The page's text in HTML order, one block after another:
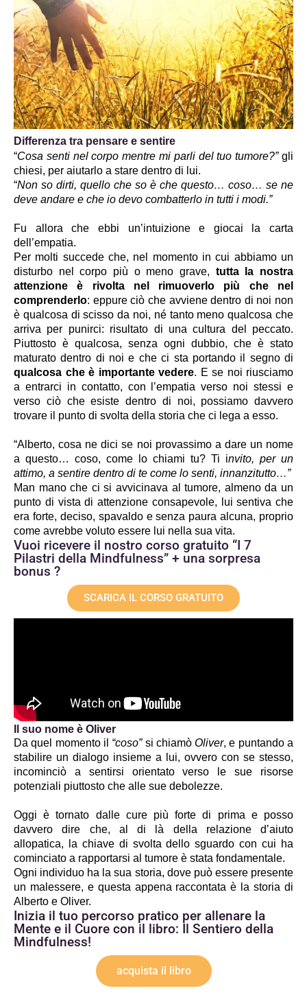
Differenza tra pensare e sentire
“Cosa senti nel corpo mentre mi parli del tuo tumore?” gli
chiesi, per aiutarlo a stare dentro di lui.
“Non so dirti, quello che so è che questo… coso… se ne
deve andare e che io devo combatterlo in tutti i modi.”
Fu allora che ebbi un’intuizione e giocai la carta
dell’empatia.
Per molti succede che, nel momento in cui abbiamo un
disturbo nel corpo più o meno grave, tutta la nostra
attenzione è rivolta nel rimuoverlo più che nel
comprenderlo: eppure ciò che avviene dentro di noi non
è qualcosa di scisso da noi, né tanto meno qualcosa che
arriva per punirci: risultato di una cultura del peccato.
Piuttosto è qualcosa, senza ogni dubbio, che è stato
qualcosa che è importante vedere. E se noi riusciamo
a entrarci in contatto, con l’empatia verso noi stessi e
verso ciò che esiste dentro di noi, possiamo davvero
trovare il punto di svolta della storia che ci lega a esso.
“Alberto, cosa ne dici se noi provassimo a dare un nome
a questo… coso, come lo chiami tu? Ti invito, per un
attimo, a sentire dentro di te come lo senti, innanzitutto…”
Man mano che ci si avvicinava al tumore, almeno da un
punto di vista di attenzione consapevole, lui sentiva che
era forte, deciso, spavaldo e senza paura alcuna, proprio
come avrebbe voluto essere lui nella sua vita.
Vuoi ricevere il nostro corso gratuito “I 7
Pilastri della Mindfulness” + una sorpresa
bonus ?
SCARICA IL CORSO GRATUITO
Il suo nome è Oliver
Da quel momento il “coso” si chiamò Oliver, e puntando a
stabilire un dialogo insieme a lui, ovvero con se stesso,
incominciò a sentirsi orientato verso le sue risorse
potenziali piuttosto che alle sue debolezze.
Oggi è tornato dalle cure più forte di prima e posso
davvero dire che, al di là della relazione d’aiuto
allopatica, la chiave di svolta dello sguardo con cui ha
cominciato a rapportarsi al tumore è stata fondamentale.
Ogni individuo ha la sua storia, dove può essere presente
un malessere, e questa appena raccontata è la storia di
Alberto e Oliver.
Inizia il tuo percorso pratico per allenare la
Mente e il Cuore con il libro: Il Sentiero della
Mindfulness!
acquista il libro